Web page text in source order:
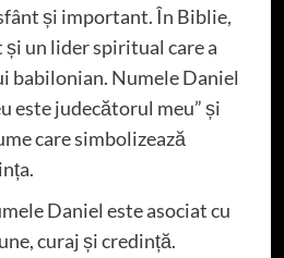
și important. În Biblie,
un lider spiritual care a
Numele Daniel
este judecătorul meu” și
care simbolizează
Daniel este asociat cu
curaj și credință.